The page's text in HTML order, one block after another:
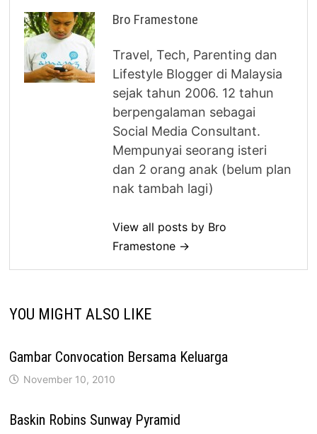
Bro Framestone
Travel, Tech, Parenting dan
Lifestyle Blogger di Malaysia
sejak tahun 2006. 12 tahun
berpengalaman sebagai
Social Media Consultant.
Mempunyai seorang isteri
dan 2 orang anak (belum plan
nak tambah lagi)
View all posts by Bro
Framestone →
YOU MIGHT ALSO LIKE
Gambar Convocation Bersama Keluarga
November 10, 2010
Baskin Robins Sunway Pyramid